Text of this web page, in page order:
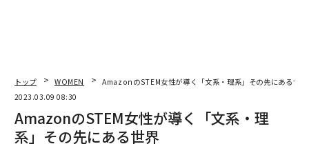
トップ WOMEN
AmazonのSTEM女性が導く「文系・理系」その先にある世界
2023.03.09 08:30
AmazonのSTEM女性が導く「文系・理
系」その先にある世界